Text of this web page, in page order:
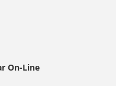
On-Line